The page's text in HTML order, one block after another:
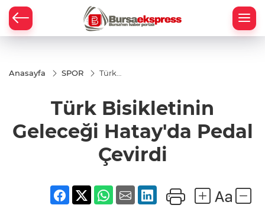
Anasayfa SPOR
Türk
Hatay'da
Pedal
Türk Bisikletinin
Geleceği Hatay'da Pedal
Çevirdi